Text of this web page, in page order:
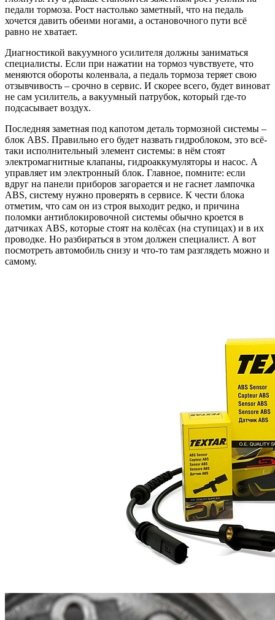
педали тормоза. Рост настолько заметный, что на педаль
хочется давить обеими ногами, а остановочного пути всё
равно не хватает.
Диагностикой вакуумного усилителя должны заниматься
специалисты. Если при нажатии на тормоз чувствуете, что
меняются обороты коленвала, а педаль тормоза теряет свою
отзывчивость – срочно в сервис. И скорее всего, будет виноват
не сам усилитель, а вакуумный патрубок, который где-то
подсасывает воздух.
Последняя заметная под капотом деталь тормозной системы –
блок ABS. Правильно его будет назвать гидроблоком, это всё-
таки исполнительный элемент системы: в нём стоят
электромагнитные клапаны, гидроаккумуляторы и насос. А
управляет им электронный блок. Главное, помните: если
вдруг на панели приборов загорается и не гаснет лампочка
ABS, систему нужно проверять в сервисе. К чести блока
отметим, что сам он из строя выходит редко, и причина
поломки антиблокировочной системы обычно кроется в
датчиках ABS, которые стоят на колёсах (на ступицах) и в их
проводке. Но разбираться в этом должен специалист. А вот
посмотреть автомобиль снизу и что-то там разглядеть можно и
самому.